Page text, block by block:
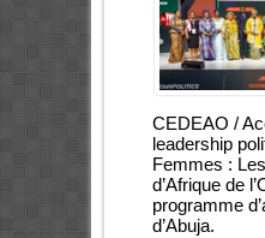
CEDEAO /
leadership
Femmes :
d’Afrique de
programme
d’Abuja.